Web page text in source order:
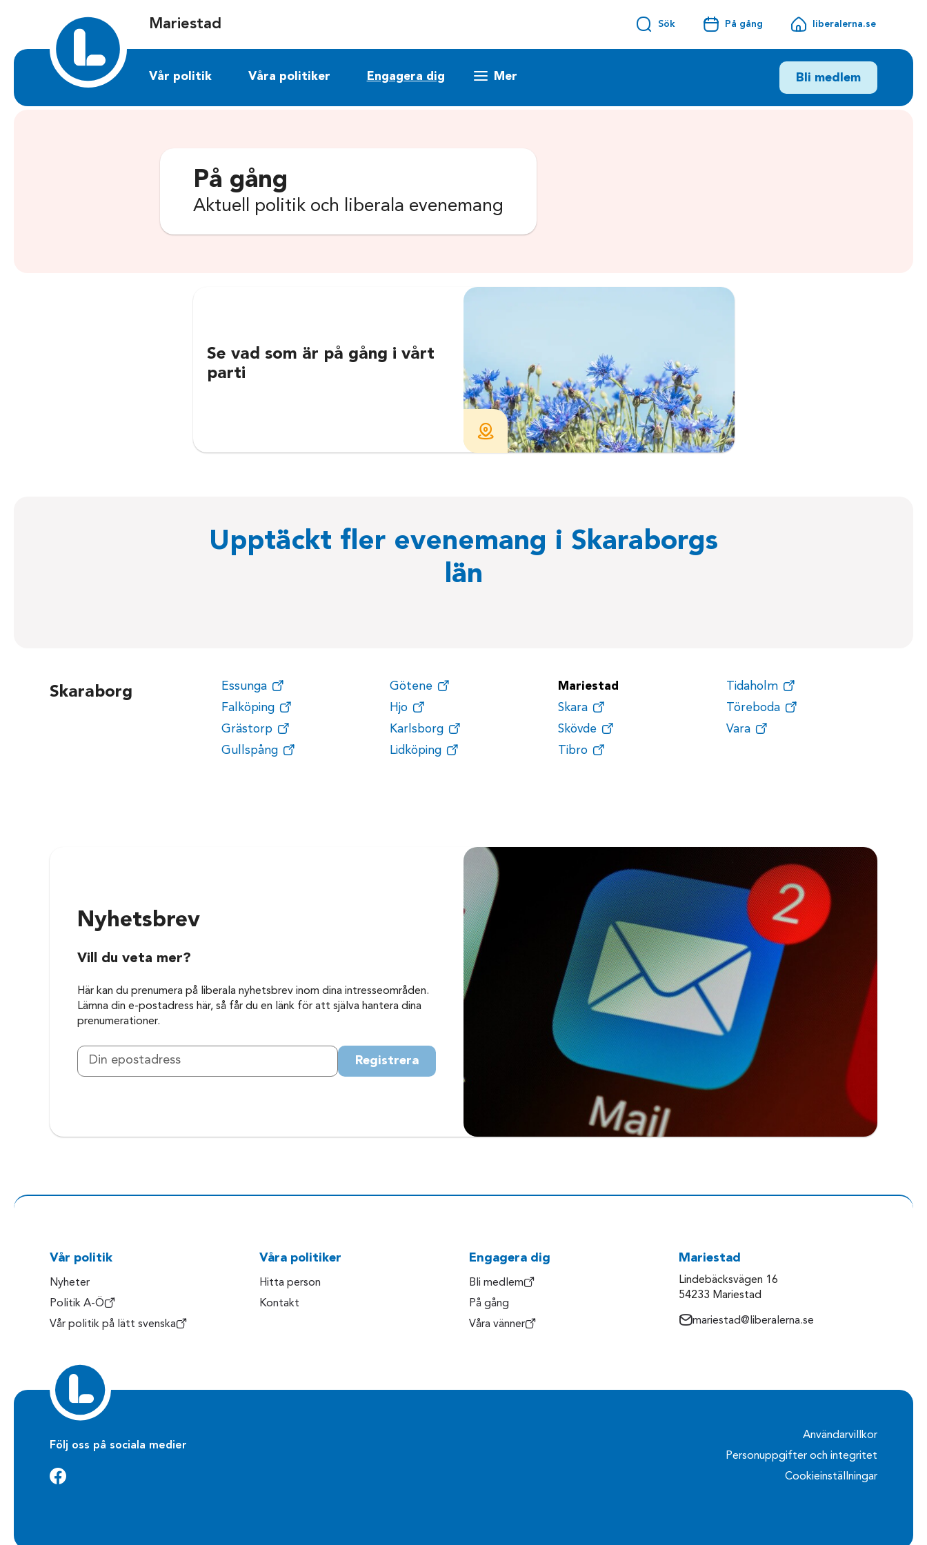
Mariestad Sök På gång liberalerna.se
Vår politik Våra politiker Engagera dig Mer Bli medlem
På gång
Aktuell politik och liberala evenemang
Se vad som är på gång i vårt
parti
Upptäckt fler evenemang i Skaraborgs
län
Skaraborg
Essunga
Falköping
Grästorp
Gullspång
Götene
Hjo
Karlsborg
Lidköping
Mariestad
Skara
Skövde
Tibro
Tidaholm
Töreboda
Vara
Nyhetsbrev
Vill du veta mer?
Här kan du prenumera på liberala nyhetsbrev inom dina intresseområden.
Lämna din e-postadress här, så får du en länk för att själva hantera dina
prenumerationer.
Registrera
Vår politik
Nyheter
Politik A-Ö
Vår politik på lätt svenska
Våra politiker
Hitta person
Kontakt
Engagera dig
Bli medlem
På gång
Våra vänner
Mariestad
Lindebäcksvägen 16
54233 Mariestad
mariestad@liberalerna.se
Följ oss på sociala medier
Användarvillkor
Personuppgifter och integritet
Cookieinställningar